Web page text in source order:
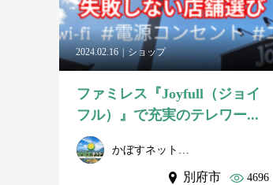
2024.02.16 ショップ
ファミレス『Joyfull（ジョイ
フル）』で充実のテレワー...
かぼすネット事務局
別府市 4696